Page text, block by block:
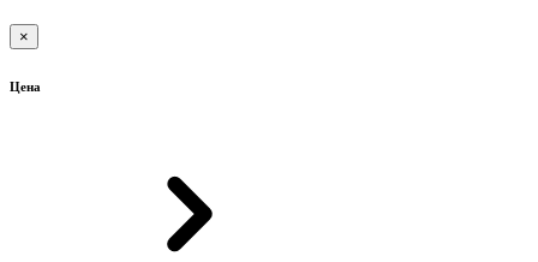
×
Цена